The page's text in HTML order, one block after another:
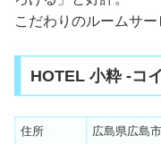
こだわりのルームサ
HOTEL 小粋 -コ
住所 広島県広島